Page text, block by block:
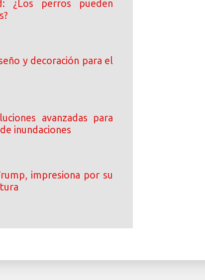
¿Los perros pueden
y decoración para el
avanzadas para
inundaciones
impresiona por su